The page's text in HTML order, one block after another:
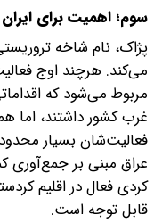
سوم؛ اهمیت برای ایران
پژاک، نام شاخه
مربوط می‌شود که
غرب کشور داشتند، اما
فعالیت‌شان بسیار
عراق مبنی بر جمع‌آوری
کردی فعال در اقلیم
قابل توجه است.